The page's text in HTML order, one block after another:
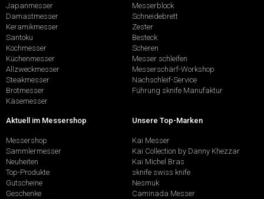
Japanmesser
Damastmesser
Keramikmesser
Santoku
Kochmesser
Küchenmesser
Allzweckmesser
Steakmesser
Brotmesser
Käsemesser
Messerblock
Schneidebrett
Zester
Besteck
Scheren
Messer schleifen
Messerschärf-Workshop
Nachschleif-Service
Führung sknife Manufaktur
Aktuell im Messershop
Messershop
Sammlermesser
Neuheiten
Top-Produkte
Gutscheine
Geschenke
Unsere Top-Marken
Kai Messer
Kai Collection by Danny Khezzar
Kai Michel Bras
sknife swiss knife
Nesmuk
Caminada Messer